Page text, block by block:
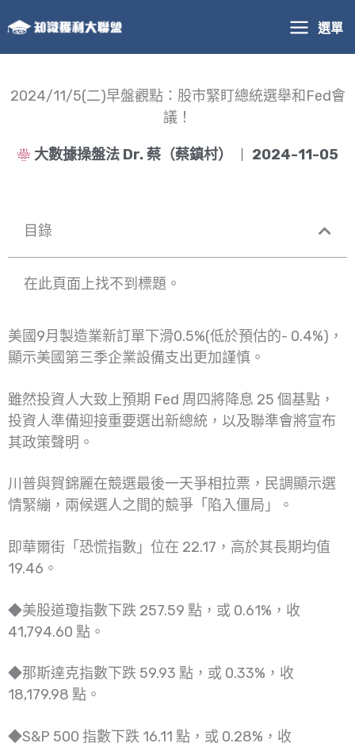
至
主
內
選單
2024/11/5(二)早盤觀點：股市緊盯總統選舉和Fed會
議！
大數據操盤法 Dr. 蔡（蔡鎮村） 2024-11-05
目錄
在此頁面上找不到標題。
美國9月製造業新訂單下滑0.5%(低於預估的- 0.4%)，
顯示美國第三季企業設備支出更加謹慎。
雖然投資人大致上預期 Fed 周四將降息 25 個基點，
投資人準備迎接重要選出新總統，以及聯準會將宣布
其政策聲明。
川普與賀錦麗在競選最後一天爭相拉票，民調顯示選
情緊繃，兩候選人之間的競爭「陷入僵局」。
即華爾街「恐慌指數」位在 22.17，高於其長期均值
19.46。
◆美股道瓊指數下跌 257.59 點，或 0.61%，收
41,794.60 點。
◆那斯達克指數下跌 59.93 點，或 0.33%，收
18,179.98 點。
◆S&P 500 指數下跌 16.11 點，或 0.28%，收